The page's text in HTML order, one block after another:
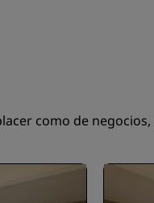
como de